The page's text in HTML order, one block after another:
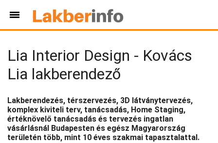
Lia Interior Design - Kovács
Lia lakberendező
Lakberendezés, térszervezés, 3D látványtervezés,
komplex kiviteli terv, tanácsadás, Home Staging,
értéknövelő tanácsadás és tervezés ingatlan
vásárlásnál Budapesten és egész Magyarország
területén több, mint 10 éves szakmai tapasztalattal.